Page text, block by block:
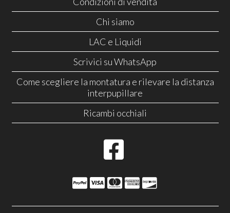
Chi siamo
LAC e Liquidi
Scrivici su WhatsApp
Come scegliere la montatura e rilevare la distanza
interpupillare
Ricambi occhiali